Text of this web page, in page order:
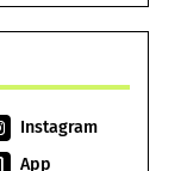
Instagram
App